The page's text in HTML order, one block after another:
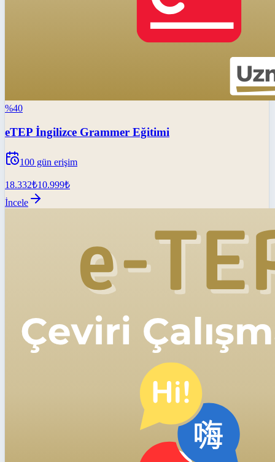
%40
eTEP İngilizce Grammer Eğitimi
100 gün erişim
18.332₺10.999₺
İncele